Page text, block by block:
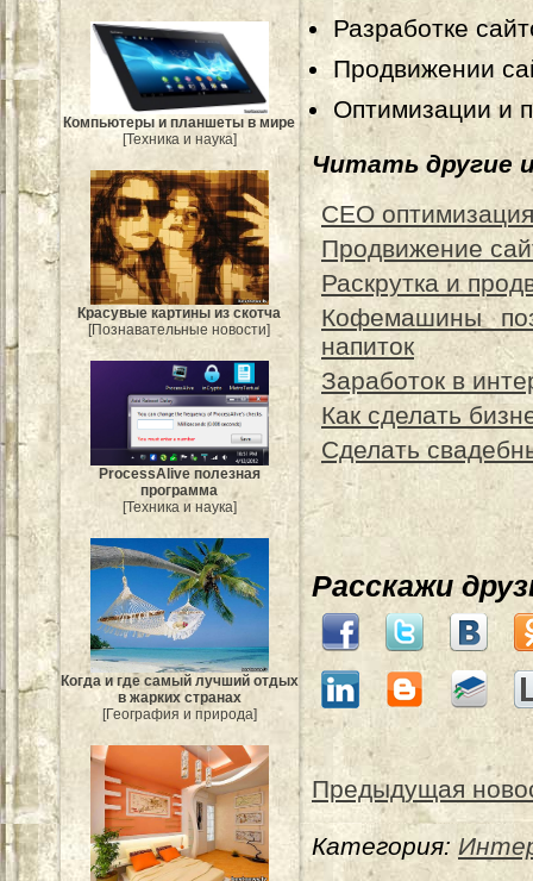
Компьютеры и планшеты в мире
[Техника и наука]
Красувые картины из скотча
[Познавательные новости]
ProcessAlive полезная
программа
[Техника и наука]
Когда и где самый лучший отдых
в жарких странах
[География и природа]
Разработке
Продвижении
Оптимизации и
Читать другие
СЕО оптимизация
Продвижение
Раскрутка и
Кофемашины
напиток
Заработок в
Как сделать
Сделать
Расскажи
Предыдущая
Категория: